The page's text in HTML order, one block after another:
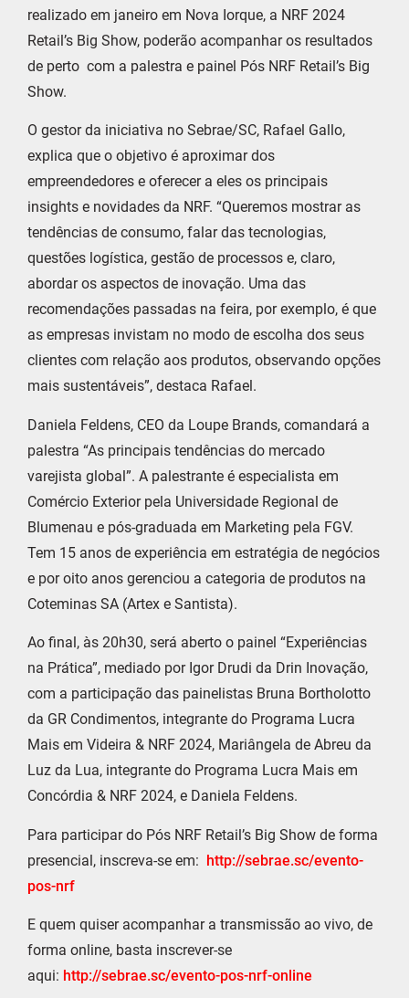
realizado em janeiro em Nova Iorque, a NRF 2024
Retail’s Big Show, poderão acompanhar os resultados
de perto com a palestra e painel Pós NRF Retail’s Big
Show.
O gestor da iniciativa no Sebrae/SC, Rafael Gallo,
explica que o objetivo é aproximar dos
empreendedores e oferecer a eles os principais
insights e novidades da NRF. “Queremos mostrar as
tendências de consumo, falar das tecnologias,
questões logística, gestão de processos e, claro,
abordar os aspectos de inovação. Uma das
recomendações passadas na feira, por exemplo, é que
as empresas invistam no modo de escolha dos seus
clientes com relação aos produtos, observando opções
mais sustentáveis”, destaca Rafael.
Daniela Feldens, CEO da Loupe Brands, comandará a
palestra “As principais tendências do mercado
varejista global”. A palestrante é especialista em
Comércio Exterior pela Universidade Regional de
Blumenau e pós-graduada em Marketing pela FGV.
Tem 15 anos de experiência em estratégia de negócios
e por oito anos gerenciou a categoria de produtos na
Coteminas SA (Artex e Santista).
Ao final, às 20h30, será aberto o painel “Experiências
na Prática”, mediado por Igor Drudi da Drin Inovação,
com a participação das painelistas Bruna Bortholotto
da GR Condimentos, integrante do Programa Lucra
Mais em Videira & NRF 2024, Mariângela de Abreu da
Luz da Lua, integrante do Programa Lucra Mais em
Concórdia & NRF 2024, e Daniela Feldens.
Para participar do Pós NRF Retail’s Big Show de forma
presencial, inscreva-se em: http://sebrae.sc/evento-
pos-nrf
E quem quiser acompanhar a transmissão ao vivo, de
forma online, basta inscrever-se
aqui: http://sebrae.sc/evento-pos-nrf-online